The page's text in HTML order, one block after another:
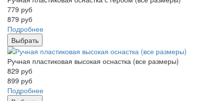
779 руб
879 руб
Подробнее
Выбрать
Ручная пластиковая высокая оснастка (все размеры)
829 руб
899 руб
Подробнее